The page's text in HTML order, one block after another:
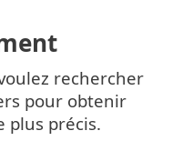
rechercher
pour obtenir
plus précis.